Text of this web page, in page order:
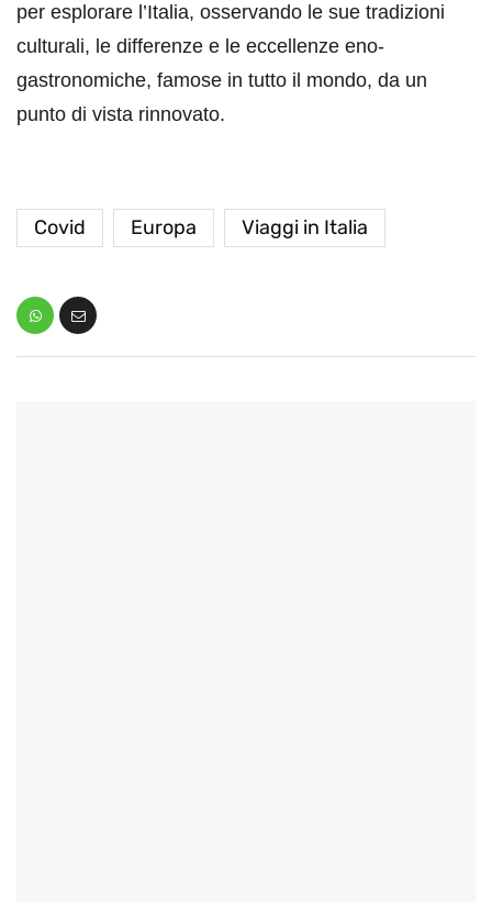
per esplorare l’Italia, osservando le sue tradizioni
culturali, le differenze e le eccellenze eno-
gastronomiche, famose in tutto il mondo, da un
punto di vista rinnovato.
Covid Europa Viaggi in Italia